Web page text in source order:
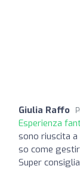
Giulia Raffo
Esperienza
sono riuscita
so come
Super